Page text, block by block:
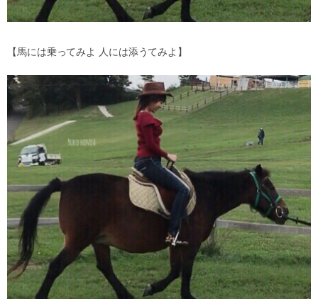
【馬には乗ってみよ 人には添うてみよ】